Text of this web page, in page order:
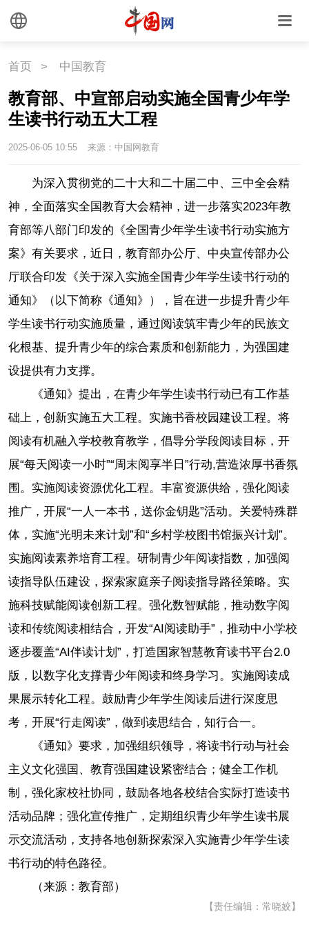
首页 > 中国教育
教育部、中宣部启动实施全国青少年学
生读书行动五大工程
2025-06-05 10:55 来源：中国网教育
为深入贯彻党的二十大和二十届二中、三中全会精
神，全面落实全国教育大会精神，进一步落实2023年教
育部等八部门印发的《全国青少年学生读书行动实施方
案》有关要求，近日，教育部办公厅、中央宣传部办公
厅联合印发《关于深入实施全国青少年学生读书行动的
通知》（以下简称《通知》），旨在进一步提升青少年
学生读书行动实施质量，通过阅读筑牢青少年的民族文
化根基、提升青少年的综合素质和创新能力，为强国建
设提供有力支撑。
《通知》提出，在青少年学生读书行动已有工作基
础上，创新实施五大工程。实施书香校园建设工程。将
阅读有机融入学校教育教学，倡导分学段阅读目标，开
展“每天阅读一小时”“周末阅享半日”行动,营造浓厚书香氛
围。实施阅读资源优化工程。丰富资源供给，强化阅读
推广，开展“一人一本书，送你金钥匙”活动。关爱特殊群
体，实施“光明未来计划”和“乡村学校图书馆振兴计划”。
实施阅读素养培育工程。研制青少年阅读指数，加强阅
读指导队伍建设，探索家庭亲子阅读指导路径策略。实
施科技赋能阅读创新工程。强化数智赋能，推动数字阅
读和传统阅读相结合，开发“AI阅读助手”，推动中小学校
逐步覆盖“AI伴读计划”，打造国家智慧教育读书平台2.0
版，以数字化支撑青少年阅读和终身学习。实施阅读成
果展示转化工程。鼓励青少年学生阅读后进行深度思
考，开展“行走阅读”，做到读思结合，知行合一。
《通知》要求，加强组织领导，将读书行动与社会
主义文化强国、教育强国建设紧密结合；健全工作机
制，强化家校社协同，鼓励各地各校结合实际打造读书
活动品牌；强化宣传推广，定期组织青少年学生读书展
示交流活动，支持各地创新探索深入实施青少年学生读
书行动的特色路径。
（来源：教育部）
【责任编辑：常晓姣】